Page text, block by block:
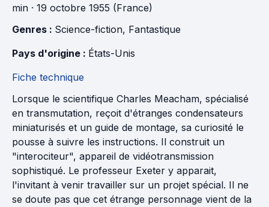
min · 19 octobre 1955 (France)
Genres : Science-fiction, Fantastique
Pays d'origine : États-Unis
Fiche technique
Lorsque le scientifique Charles Meacham, spécialisé
en transmutation, reçoit d'étranges condensateurs
miniaturisés et un guide de montage, sa curiosité le
pousse à suivre les instructions. Il construit un
"interociteur", appareil de vidéotransmission
sophistiqué. Le professeur Exeter y apparait,
l'invitant à venir travailler sur un projet spécial. Il ne
se doute pas que cet étrange personnage vient de la